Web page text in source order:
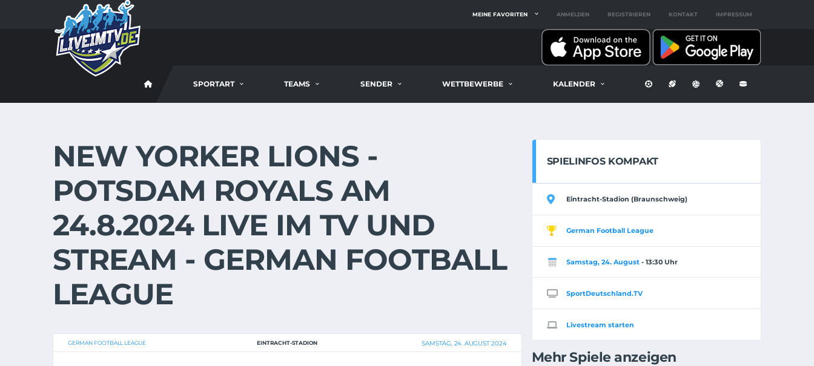
MEINE FAVORITEN ANMELDEN REGISTRIEREN KONTAKT IMPRESSUM
SPORTART TEAMS SENDER WETTBEWERBE KALENDER
NEW YORKER LIONS -
POTSDAM ROYALS AM
24.8.2024 LIVE IM TV UND
STREAM - GERMAN FOOTBALL
LEAGUE
GERMAN FOOTBALL LEAGUE EINTRACHT-STADION SAMSTAG, 24. AUGUST 2024
SPIELINFOS KOMPAKT
Eintracht-Stadion (Braunschweig)
German Football League
Samstag, 24. August- 13:30 Uhr
SportDeutschland.TV
Livestream starten
Mehr Spiele anzeigen